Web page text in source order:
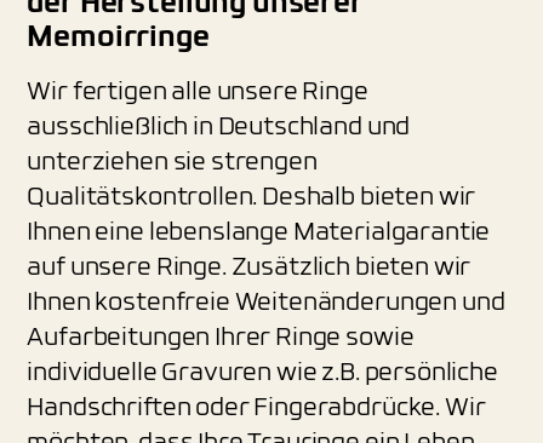
Memoirringe
Wir fertigen alle unsere Ringe
ausschließlich in Deutschland und
unterziehen sie strengen
Qualitätskontrollen. Deshalb bieten wir
Ihnen eine lebenslange Materialgarantie
auf unsere Ringe. Zusätzlich bieten wir
Ihnen kostenfreie Weitenänderungen und
Aufarbeitungen Ihrer Ringe sowie
individuelle Gravuren wie z.B. persönliche
Handschriften oder Fingerabdrücke. Wir